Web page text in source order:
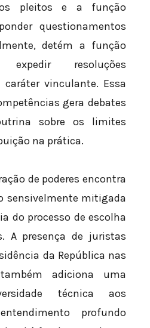
os pleitos e a função
questionamentos
detém a função
resoluções
caráter vinculante. Essa
gera debates
sobre os limites
na prática.
de poderes encontra
sensivelmente mitigada
do processo de escolha
A presença de juristas
da República nas
adiciona uma
técnica aos
profundo